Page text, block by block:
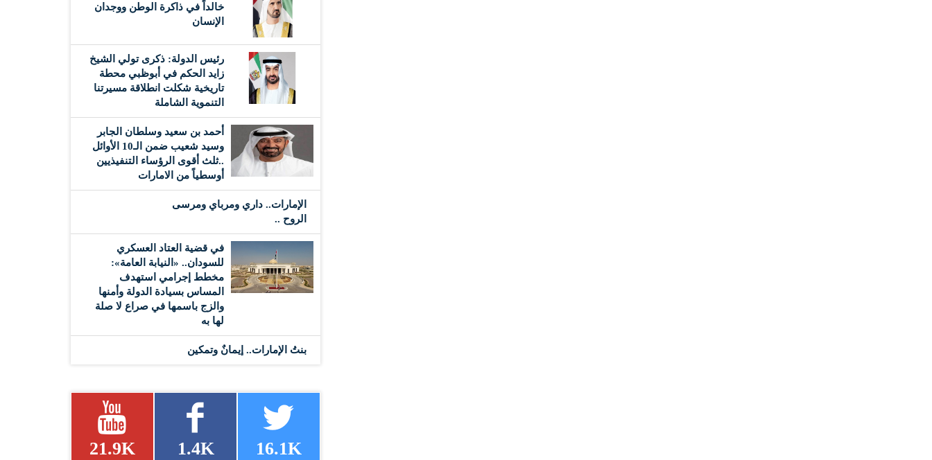
خالداً في ذاكرة الوطن ووجدان
الإنسان
رئيس الدولة: ذكرى تولي الشيخ
زايد الحكم في أبوظبي محطة
تاريخية شكلت انطلاقة مسيرتنا
التنموية الشاملة
أحمد بن سعيد وسلطان الجابر
وسيد شعيب ضمن الـ10 الأوائل
..ثلث أقوى الرؤساء التنفيذيين
أوسطياً من الامارات
الإمارات.. داري ومرباي ومرسى
الروح ..
في قضية العتاد العسكري
للسودان.. «النيابة العامة»:
مخطط إجرامي استهدف
المساس بسيادة الدولة وأمنها
والزج باسمها في صراع لا صلة
لها به
بنتُ الإمارات.. إيمانٌ وتمكين
21.9K 1.4K 16.1K